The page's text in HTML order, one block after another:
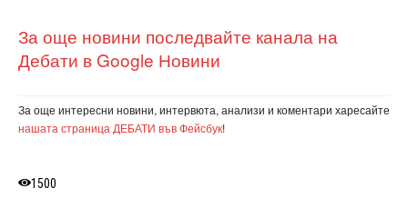
За още новини последвайте канала на
Дебати в Google Новини
За още интересни новини, интервюта, анализи и коментари харесайте
нашата страница ДЕБАТИ във Фейсбук!
1500